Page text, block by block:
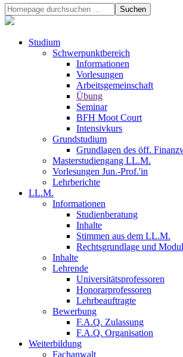
Studium
Schwerpunktbereich
Informationen
Vorlesungen
Arbeitsgemeinschaft
Übung
Seminar
BFH Moot Court
Intensivkurs
Grundstudium
Grundlagen des öff.
Masterstudiengang LL.M.
Vorlesungen Jun.-Prof.'in
Lehrberichte
LL.M.
Informationen
Studienberatung
Inhalte
Stimmen aus dem LL.M.
Rechtsgrundlage und
Inhalte
Lehrende
Universitätsprofessoren
Honorarprofessoren
Lehrbeauftragte
Bewerbung
F.A.Q. Zulassung
F.A.Q. Organisation
Weiterbildung
Fachanwalt